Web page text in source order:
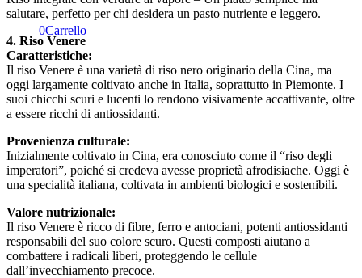
0Carrello
salutare, perfetto per chi desidera un pasto nutriente e leggero.
4. Riso Venere
Caratteristiche:
Il riso Venere è una varietà di riso nero originario della Cina, ma
oggi largamente coltivato anche in Italia, soprattutto in Piemonte. I
suoi chicchi scuri e lucenti lo rendono visivamente accattivante, oltre
a essere ricchi di antiossidanti.
Provenienza culturale:
Inizialmente coltivato in Cina, era conosciuto come il “riso degli
imperatori”, poiché si credeva avesse proprietà afrodisiache. Oggi è
una specialità italiana, coltivata in ambienti biologici e sostenibili.
Valore nutrizionale:
Il riso Venere è ricco di fibre, ferro e antociani, potenti antiossidanti
responsabili del suo colore scuro. Questi composti aiutano a
combattere i radicali liberi, proteggendo le cellule
dall’invecchiamento precoce.